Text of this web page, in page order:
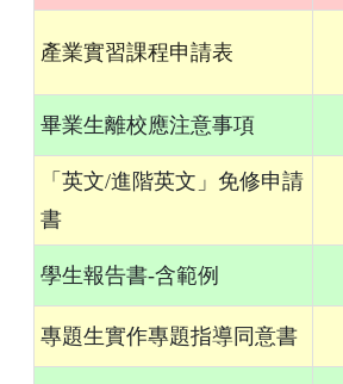
產業實習課程申請表
畢業生離校應注意事項
「英文/進階英文」免修申請
書
學生報告書-含範例
專題生實作專題指導同意書